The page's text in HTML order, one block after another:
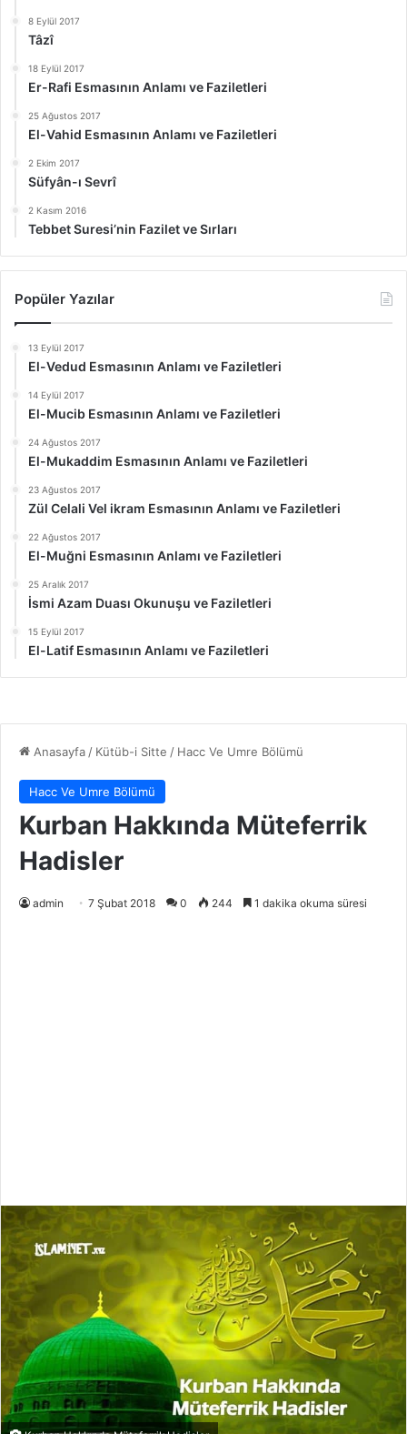
8 Eylül 2017
Tâzî
18 Eylül 2017
Er-Rafi Esmasının Anlamı ve Faziletleri
25 Ağustos 2017
El-Vahid Esmasının Anlamı ve Faziletleri
2 Ekim 2017
Süfyân-ı Sevrî
2 Kasım 2016
Tebbet Suresi’nin Fazilet ve Sırları
Popüler Yazılar
13 Eylül 2017
El-Vedud Esmasının Anlamı ve Faziletleri
14 Eylül 2017
El-Mucib Esmasının Anlamı ve Faziletleri
24 Ağustos 2017
El-Mukaddim Esmasının Anlamı ve Faziletleri
23 Ağustos 2017
Zül Celali Vel ikram Esmasının Anlamı ve Faziletleri
22 Ağustos 2017
El-Muğni Esmasının Anlamı ve Faziletleri
25 Aralık 2017
İsmi Azam Duası Okunuşu ve Faziletleri
15 Eylül 2017
El-Latif Esmasının Anlamı ve Faziletleri